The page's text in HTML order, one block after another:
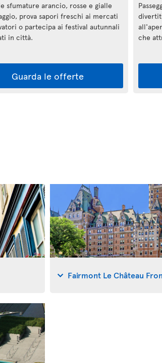
sfumature arancio, rosse e gialle
prova sapori freschi ai mercati
o partecipa ai festival autunnali
in città.
Guarda le offerte
che
Fairmont Le Château